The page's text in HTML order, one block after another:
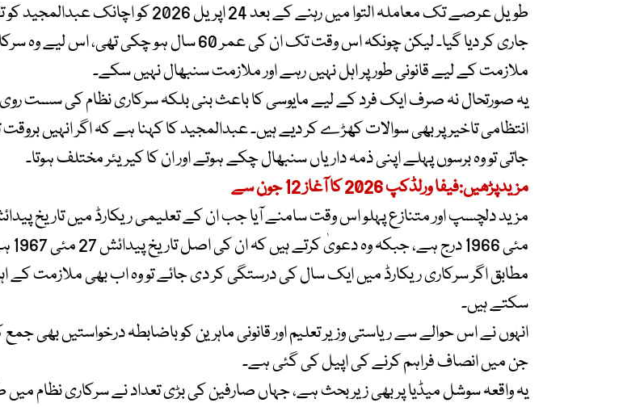
طویل عرصے تک معاملہ التوا میں رہنے کے بعد 24 اپریل 2026 کو
جاری کر دیا گیا۔ لیکن چونکہ اس وقت تک ان کی عمر 60 سال ہو چکی تھی، اس لیے
ملازمت کے لیے قانونی طور پر اہل نہیں رہے اور ملازمت سنبھال نہیں سکے۔
یہ صورتحال نہ صرف ایک فرد کے لیے مایوسی کا باعث بنی بلکہ سرکاری نظام کی سست روی
انتظامی تاخیر پر بھی سوالات کھڑے کر دیے ہیں۔ عبدالمجید کا کہنا ہے کہ اگر انہیں
جاتی تو وہ برسوں پہلے اپنی ذمہ داریاں سنبھال چکے ہوتے اور ان کا کیریئر مختلف ہوتا۔
مزیدپڑھیں:فیفا ورلڈکپ 2026 کا آغاز 12 جون سے
مئی
مطابق اگر سرکاری ریکارڈ میں ایک سال کی درستگی کر دی جائے تو وہ اب بھی ملازمت کے
سکتے ہیں۔
انہوں نے اس حوالے سے ریاستی وزیر تعلیم اور قانونی ماہرین کو باضابطہ درخواستیں بھی جمع
جن میں انصاف فراہم کرنے کی اپیل کی گئی ہے۔
یہ واقعہ سوشل میڈیا پر بھی زیر بحث ہے، جہاں صارفین کی بڑی تعداد نے سرکاری نظام میں